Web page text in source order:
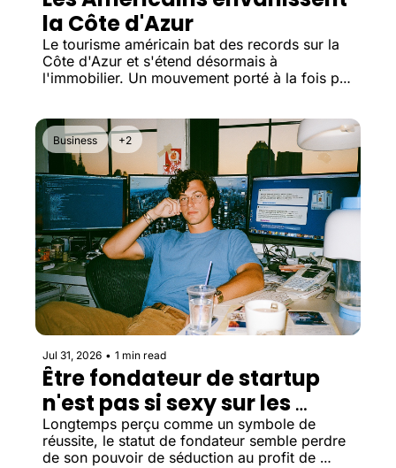
la Côte d'Azur
Le tourisme américain bat des records sur la
Côte d'Azur et s'étend désormais à
l'immobilier. Un mouvement porté à la fois par
Business +2
Jul 31, 2026 • 1 min read
Être fondateur de startup
n'est pas si sexy sur les
applis de rencontre
Longtemps perçu comme un symbole de
réussite, le statut de fondateur semble perdre
de son pouvoir de séduction au profit de